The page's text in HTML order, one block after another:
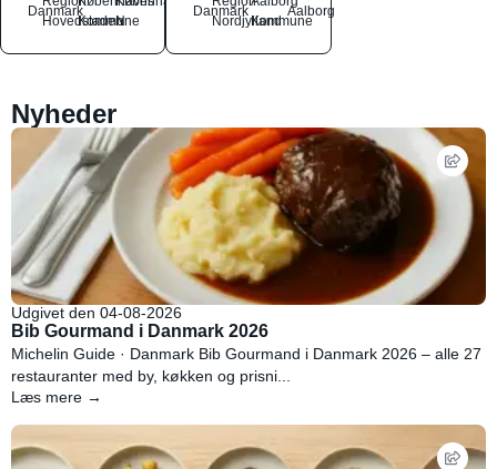
Danmark
Hovedstaden
Kommune
N
Danmark
NordjyllandKommune
Aalborg
Nyheder
Udgivet den 04-08-2026
Bib Gourmand i Danmark 2026
Michelin Guide · Danmark Bib Gourmand i Danmark 2026 – alle 27
restauranter med by, køkken og prisni...
Læs mere →